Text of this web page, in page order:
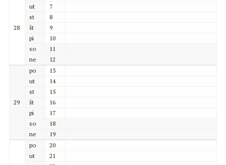
28
ut
7
st
8
št
9
pi
10
so
11
ne
12
29
po
13
ut
14
st
15
št
16
pi
17
so
18
ne
19
po
20
ut
21